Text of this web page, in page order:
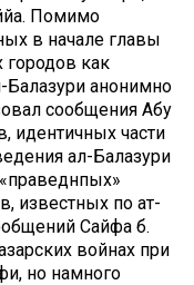
Помимо
в начале главы
городов как
Балазури анонимно
сообщения Абу
идентичных части
ал-Балазури
известных по ат-
Сайфа б.
войнах при
но намного